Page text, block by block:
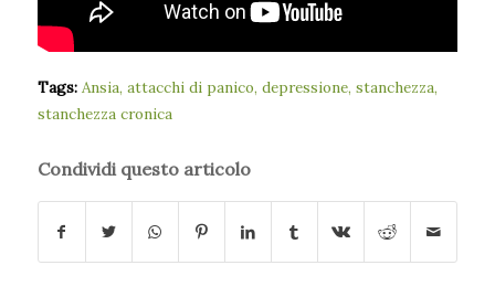
Tags: Ansia, attacchi di panico, depressione, stanchezza,
stanchezza cronica
Condividi questo articolo